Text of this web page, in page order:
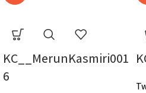
KC__MerunKasmiri001
6